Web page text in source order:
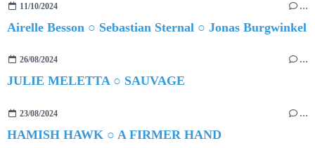
11/10/2024 …
Airelle Besson ○ Sebastian Sternal ○ Jonas Burgwinkel
26/08/2024 …
JULIE MELETTA ○ SAUVAGE
23/08/2024 …
HAMISH HAWK ○ A FIRMER HAND